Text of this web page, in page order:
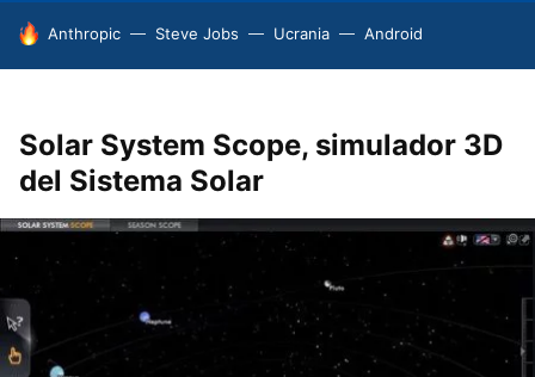
HOY SE HABLA DE
Anthropic Steve Jobs Ucrania Android
Solar System Scope, simulador 3D
del Sistema Solar